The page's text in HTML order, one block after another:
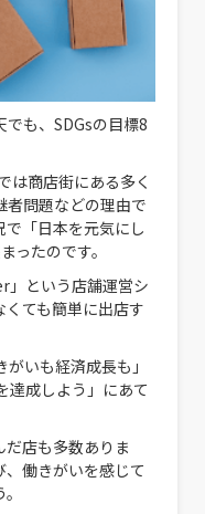
も、SDGsの目標8
は商店街にある多く
者問題などの理由で
「日本を元気にし
ったのです。
という店舗運営シ
ても簡単に出店す
いも経済成長も」
達成しよう」にあて
店も多数ありま
働きがいを感じて